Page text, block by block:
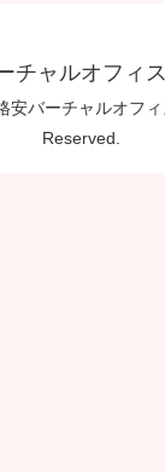
チャルオフィ
安バーチャルオフ
Reserved.